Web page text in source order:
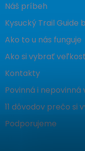
Náš príbeh
Kysucký Trail Guide
Ako to u nás funguje
Ako si vybrať
Kontakty
Povinná i
11 dôvodov prečo si
Podporujeme